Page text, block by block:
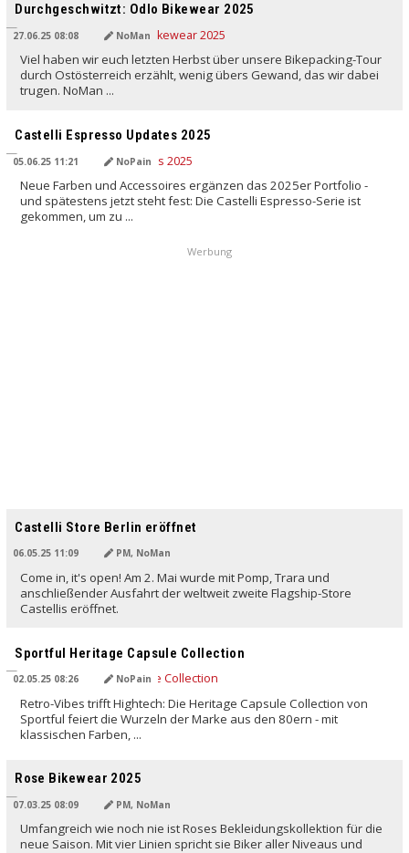
Durchgeschwitzt: Odlo Bikewear 2025
27.06.25 08:08 NoMan
Viel haben wir euch letzten Herbst über unsere Bikepacking-Tour
durch Ostösterreich erzählt, wenig übers Gewand, das wir dabei
trugen. NoMan ...
Castelli Espresso Updates 2025
05.06.25 11:21 NoPain
Neue Farben und Accessoires ergänzen das 2025er Portfolio -
und spätestens jetzt steht fest: Die Castelli Espresso-Serie ist
gekommen, um zu ...
Werbung
Castelli Store Berlin eröffnet
06.05.25 11:09 PM, NoMan
Come in, it's open! Am 2. Mai wurde mit Pomp, Trara und
anschließender Ausfahrt der weltweit zweite Flagship-Store
Castellis eröffnet.
Sportful Heritage Capsule Collection
02.05.25 08:26 NoPain
Retro-Vibes trifft Hightech: Die Heritage Capsule Collection von
Sportful feiert die Wurzeln der Marke aus den 80ern - mit
klassischen Farben, ...
Rose Bikewear 2025
07.03.25 08:09 PM, NoMan
Umfangreich wie noch nie ist Roses Bekleidungskollektion für die
neue Saison. Mit vier Linien spricht sie Biker aller Niveaus und